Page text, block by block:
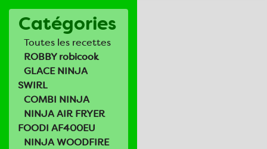
Catégories
Toutes les recettes
ROBBY robicook
GLACE NINJA
SWIRL
COMBI NINJA
NINJA AIR FRYER
FOODI AF400EU
NINJA WOODFIRE